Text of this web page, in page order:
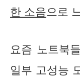
한 소음으로
요즘 노트북
일부 고성능